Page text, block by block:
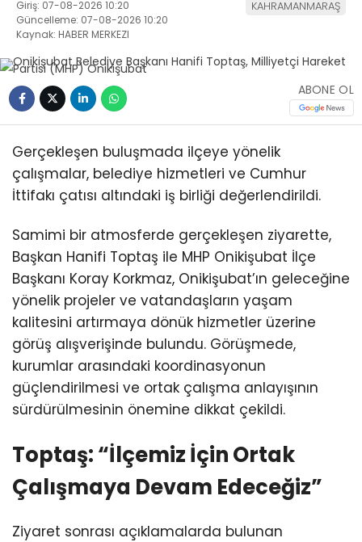
Giriş: 07-08-2026 10:20
Güncelleme: 07-08-2026 10:20
Kaynak: HABER MERKEZI
KAHRAMANMARAŞ
ABONE OL
Gerçekleşen buluşmada ilçeye yönelik
çalışmalar, belediye hizmetleri ve Cumhur
İttifakı çatısı altındaki iş birliği değerlendirildi.
Samimi bir atmosferde gerçekleşen ziyarette,
Başkan Hanifi Toptaş ile MHP Onikişubat İlçe
Başkanı Koray Korkmaz, Onikişubat’ın geleceğine
yönelik projeler ve vatandaşların yaşam
kalitesini artırmaya dönük hizmetler üzerine
görüş alışverişinde bulundu. Görüşmede,
kurumlar arasındaki koordinasyonun
güçlendirilmesi ve ortak çalışma anlayışının
sürdürülmesinin önemine dikkat çekildi.
Toptaş: “İlçemiz İçin Ortak
Çalışmaya Devam Edeceğiz”
Ziyaret sonrası açıklamalarda bulunan